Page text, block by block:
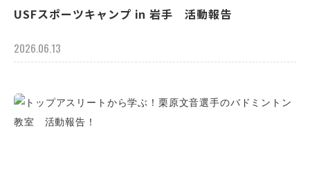
USFスポーツキャンプ in 岩手 活動報告
2026.06.13